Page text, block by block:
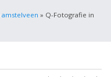
» Q-Fotografie in